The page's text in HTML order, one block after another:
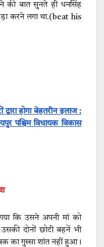
की बात सुनते ही धनसिंह
करने लगा था.(beat his
होगा बेहतरीन इलाज :
पश्चिम विधायक विकास
कि उसने अपनी मां को
उसकी दोनों छोटी बहनें भी
का गुस्सा शांत नहीं हुआ।